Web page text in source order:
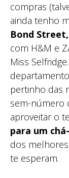
compras
ainda tenho
Bond
com H&M e
Miss
pertinho das
sem-número
aproveitar o
para um
dos
te esperam.